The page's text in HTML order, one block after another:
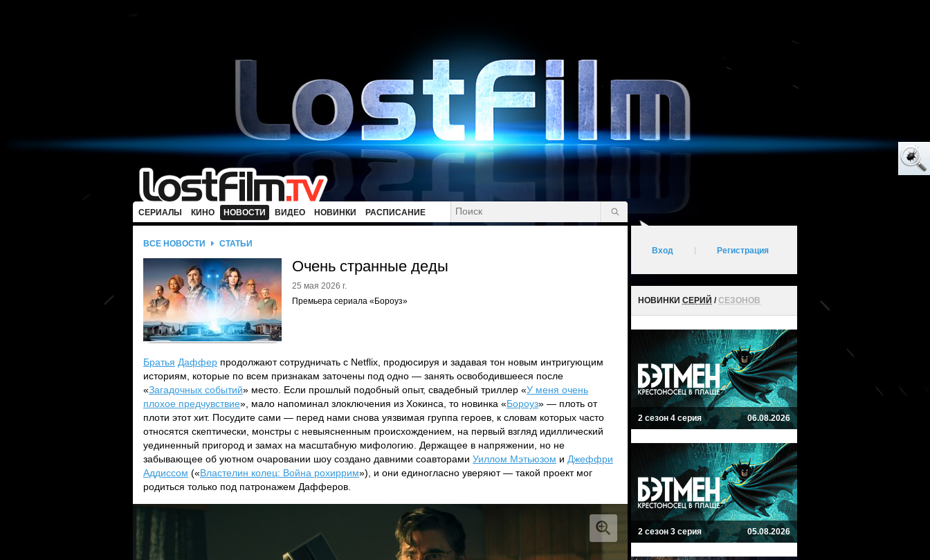
СЕРИАЛЫ КИНО НОВОСТИ ВИДЕО НОВИНКИ РАСПИСАНИЕ
ВСЕ НОВОСТИ СТАТЬИ
Очень странные деды
25 мая 2026 г.
Премьера сериала «Бороуз»
Братья Даффер продолжают сотрудничать с Netflix, продюсируя и задавая тон новым интригующим
историям, которые по всем признакам заточены под одно — занять освободившееся после
«Загадочных событий» место. Если прошлый подобный опыт, свадебный триллер «У меня очень
плохое предчувствие», мало напоминал злоключения из Хокинса, то новинка «Бороуз» — плоть от
плоти этот хит. Посудите сами — перед нами снова уязвимая группа героев, к словам которых часто
относятся скептически, монстры с невыясненным происхождением, на первый взгляд идиллический
уединенный пригород и замах на масштабную мифологию. Держащее в напряжении, но не
забывающее об уютном очаровании шоу создано давними соавторами Уиллом Мэтьюзом и Джеффри
Аддиссом («Властелин колец: Война рохиррим»), и они единогласно уверяют — такой проект мог
родиться только под патронажем Дафферов.
Вход Регистрация
НОВИНКИ СЕРИЙ /СЕЗОНОВ
2 сезон 4 серия 06.08.2026
2 сезон 3 серия 05.08.2026